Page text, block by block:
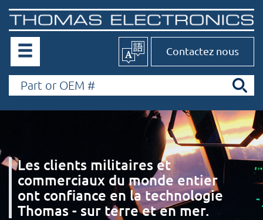
Contactez nous
Les clients militaires et
commerciaux du monde entier
ont confiance en la technologie
Thomas - sur terre et en mer.